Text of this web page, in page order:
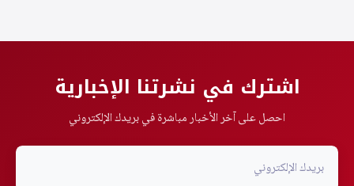
اشترك في نشرتنا الإخبارية
احصل على آخر الأخبار مباشرة في بريدك الإلكتروني